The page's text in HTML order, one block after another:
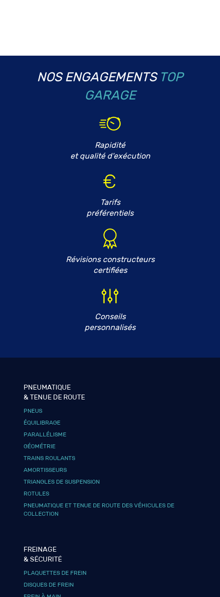
NOS ENGAGEMENTS TOP
GARAGE
Rapidité
et qualité d'exécution
Tarifs
préférentiels
Révisions constructeurs
certifiées
Conseils
personnalisés
PNEUMATIQUE
& TENUE DE ROUTE
PNEUS
ÉQUILIBRAGE
PARALLÉLISME
GÉOMÉTRIE
TRAINS ROULANTS
AMORTISSEURS
TRIANGLES DE SUSPENSION
ROTULES
PNEUMATIQUE ET TENUE DE ROUTE DES VÉHICULES DE
COLLECTION
FREINAGE
& SÉCURITÉ
PLAQUETTES DE FREIN
DISQUES DE FREIN